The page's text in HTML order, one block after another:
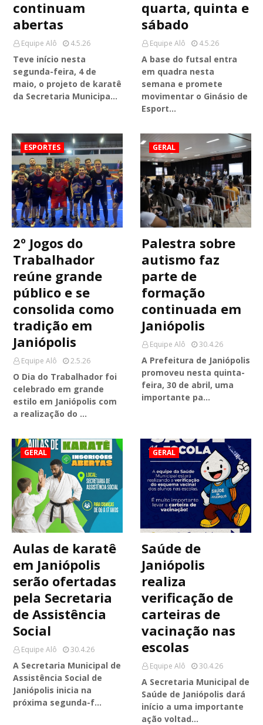
continuam
abertas
Equipe Alô 4.5.26
Teve início nesta
segunda-feira, 4 de
maio, o projeto de karatê
da Secretaria Municipa…
quarta, quinta e
sábado
Equipe Alô 4.5.26
A base do futsal entra
em quadra nesta
semana e promete
movimentar o Ginásio de
Esport…
ESPORTES
2º Jogos do
Trabalhador
reúne grande
público e se
consolida como
tradição em
Janiópolis
Equipe Alô 2.5.26
O Dia do Trabalhador foi
celebrado em grande
estilo em Janiópolis com
a realização do …
GERAL
Palestra sobre
autismo faz
parte de
formação
continuada em
Janiópolis
Equipe Alô 30.4.26
A Prefeitura de Janiópolis
promoveu nesta quinta-
feira, 30 de abril, uma
importante pa…
GERAL
Aulas de karatê
em Janiópolis
serão ofertadas
pela Secretaria
de Assistência
Social
Equipe Alô 30.4.26
A Secretaria Municipal de
Assistência Social de
Janiópolis inicia na
próxima segunda-f…
GERAL
Saúde de
Janiópolis
realiza
verificação de
carteiras de
vacinação nas
escolas
Equipe Alô 30.4.26
A Secretaria Municipal de
Saúde de Janiópolis dará
início a uma importante
ação voltad…